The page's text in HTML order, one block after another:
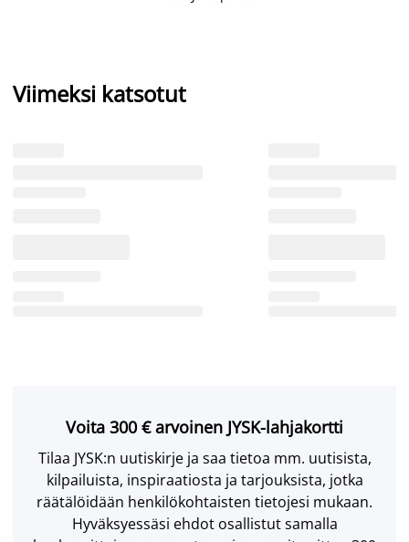
Viimeksi katsotut
Voita 300 € arvoinen JYSK-lahjakortti
Tilaa JYSK:n uutiskirje ja saa tietoa mm. uutisista,
kilpailuista, inspiraatiosta ja tarjouksista, jotka
räätälöidään henkilökohtaisten tietojesi mukaan.
Hyväksyessäsi ehdot osallistut samalla